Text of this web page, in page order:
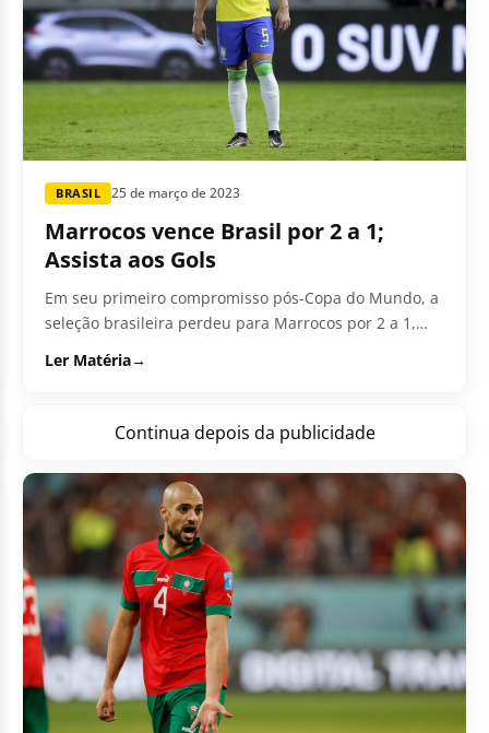
BRASIL 25 de março de 2023
Marrocos vence Brasil por 2 a 1;
Assista aos Gols
Em seu primeiro compromisso pós-Copa do Mundo, a
seleção brasileira perdeu para Marrocos por 2 a 1,
Ler Matéria→
Continua depois da publicidade